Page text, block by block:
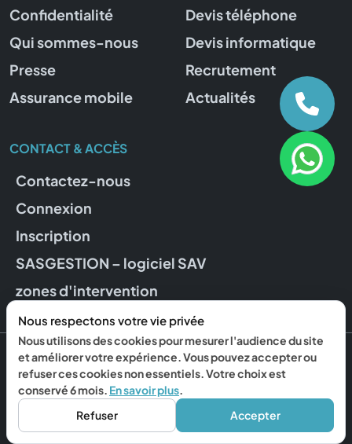
Confidentialité
Qui sommes-nous
Presse
Assurance mobile
Devis téléphone
Devis informatique
Recrutement
Actualités
CONTACT & ACCÈS
Contactez-nous
Connexion
Inscription
SASGESTION – logiciel SAV
zones d'intervention
© 2015–2026 REPFONE. Tous droits réservés.
Mentions légalesConfidentialitéGérer mes cookies
Propulsé par ckcom
Nous respectons votre vie privée
Nous utilisons des cookies pour mesurer l'audience du site
et améliorer votre expérience. Vous pouvez accepter ou
refuser ces cookies non essentiels. Votre choix est
conservé 6 mois. En savoir plus.
Refuser
Accepter